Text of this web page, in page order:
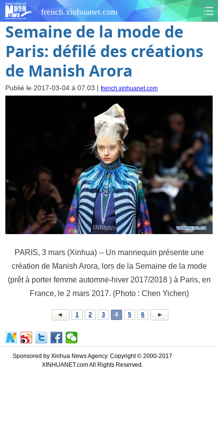
french.xinhuanet.com
Semaine de la mode de
Paris: défilé des créations
de Manish Arora
Publié le 2017-03-04 à 07:03 |french.xinhuanet.com
PARIS, 3 mars (Xinhua) -- Un mannequin présente une
création de Manish Arora, lors de la Semaine de la mode
(prêt à porter femme automne-hiver 2017/2018 ) à Paris, en
France, le 2 mars 2017. (Photo : Chen Yichen)
1 2 3 4 5 6
Sponsored by Xinhua News Agency. Copyright © 2000-2017
XINHUANET.com All Rights Reserved.